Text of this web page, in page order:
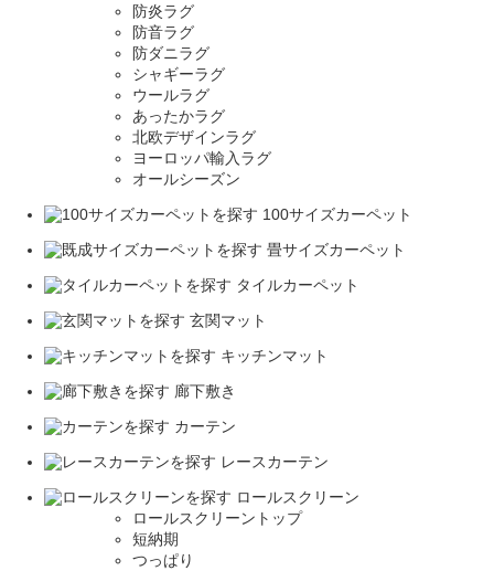
防炎ラグ
防音ラグ
防ダニラグ
シャギーラグ
ウールラグ
あったかラグ
北欧デザインラグ
ヨーロッパ輸入ラグ
オールシーズン
100サイズカーペット
畳サイズカーペット
タイルカーペット
玄関マット
キッチンマット
廊下敷き
カーテン
レースカーテン
ロールスクリーン
ロールスクリーントップ
短納期
つっぱり